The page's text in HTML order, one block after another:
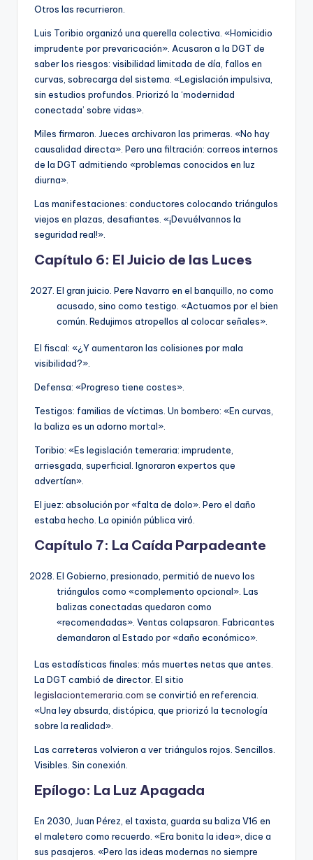
Otros las recurrieron.
Luis Toribio organizó una querella colectiva. «Homicidio
imprudente por prevaricación». Acusaron a la DGT de
saber los riesgos: visibilidad limitada de día, fallos en
curvas, sobrecarga del sistema. «Legislación impulsiva,
sin estudios profundos. Priorizó la ‘modernidad
conectada’ sobre vidas».
Miles firmaron. Jueces archivaron las primeras. «No hay
causalidad directa». Pero una filtración: correos internos
de la DGT admitiendo «problemas conocidos en luz
diurna».
Las manifestaciones: conductores colocando triángulos
viejos en plazas, desafiantes. «¡Devuélvannos la
seguridad real!».
Capítulo 6: El Juicio de las Luces
El gran juicio. Pere Navarro en el banquillo, no como
acusado, sino como testigo. «Actuamos por el bien
común. Redujimos atropellos al colocar señales».
El fiscal: «¿Y aumentaron las colisiones por mala
visibilidad?».
Defensa: «Progreso tiene costes».
Testigos: familias de víctimas. Un bombero: «En curvas,
la baliza es un adorno mortal».
Toribio: «Es legislación temeraria: imprudente,
arriesgada, superficial. Ignoraron expertos que
advertían».
El juez: absolución por «falta de dolo». Pero el daño
estaba hecho. La opinión pública viró.
Capítulo 7: La Caída Parpadeante
El Gobierno, presionado, permitió de nuevo los
triángulos como «complemento opcional». Las
balizas conectadas quedaron como
«recomendadas». Ventas colapsaron. Fabricantes
demandaron al Estado por «daño económico».
Las estadísticas finales: más muertes netas que antes.
La DGT cambió de director. El sitio
legislaciontemeraria.com se convirtió en referencia.
«Una ley absurda, distópica, que priorizó la tecnología
sobre la realidad».
Las carreteras volvieron a ver triángulos rojos. Sencillos.
Visibles. Sin conexión.
Epílogo: La Luz Apagada
En 2030, Juan Pérez, el taxista, guarda su baliza V16 en
el maletero como recuerdo. «Era bonita la idea», dice a
sus pasajeros. «Pero las ideas modernas no siempre